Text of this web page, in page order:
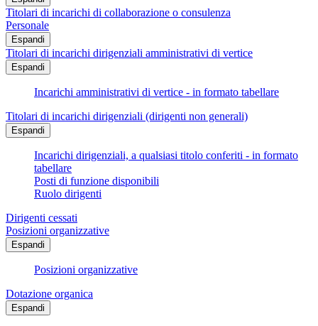
Titolari di incarichi di collaborazione o consulenza
Personale
Espandi
Titolari di incarichi dirigenziali amministrativi di vertice
Espandi
Incarichi amministrativi di vertice - in formato tabellare
Titolari di incarichi dirigenziali (dirigenti non generali)
Espandi
Incarichi dirigenziali, a qualsiasi titolo conferiti - in formato
tabellare
Posti di funzione disponibili
Ruolo dirigenti
Dirigenti cessati
Posizioni organizzative
Espandi
Posizioni organizzative
Dotazione organica
Espandi